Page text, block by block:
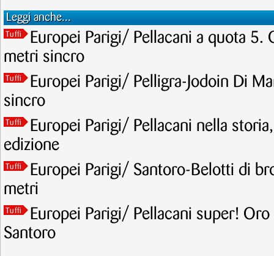
Leggi anche...
Tuffi
Europei Parigi/ Pellacani a quota 5.
metri sincro
Tuffi
Europei Parigi/ Pelligra-Jodoin Di
sincro
Tuffi
Europei Parigi/ Pellacani nella
edizione
Tuffi
Europei Parigi/ Santoro-Belotti di
metri
Tuffi
Europei Parigi/ Pellacani super!
Santoro